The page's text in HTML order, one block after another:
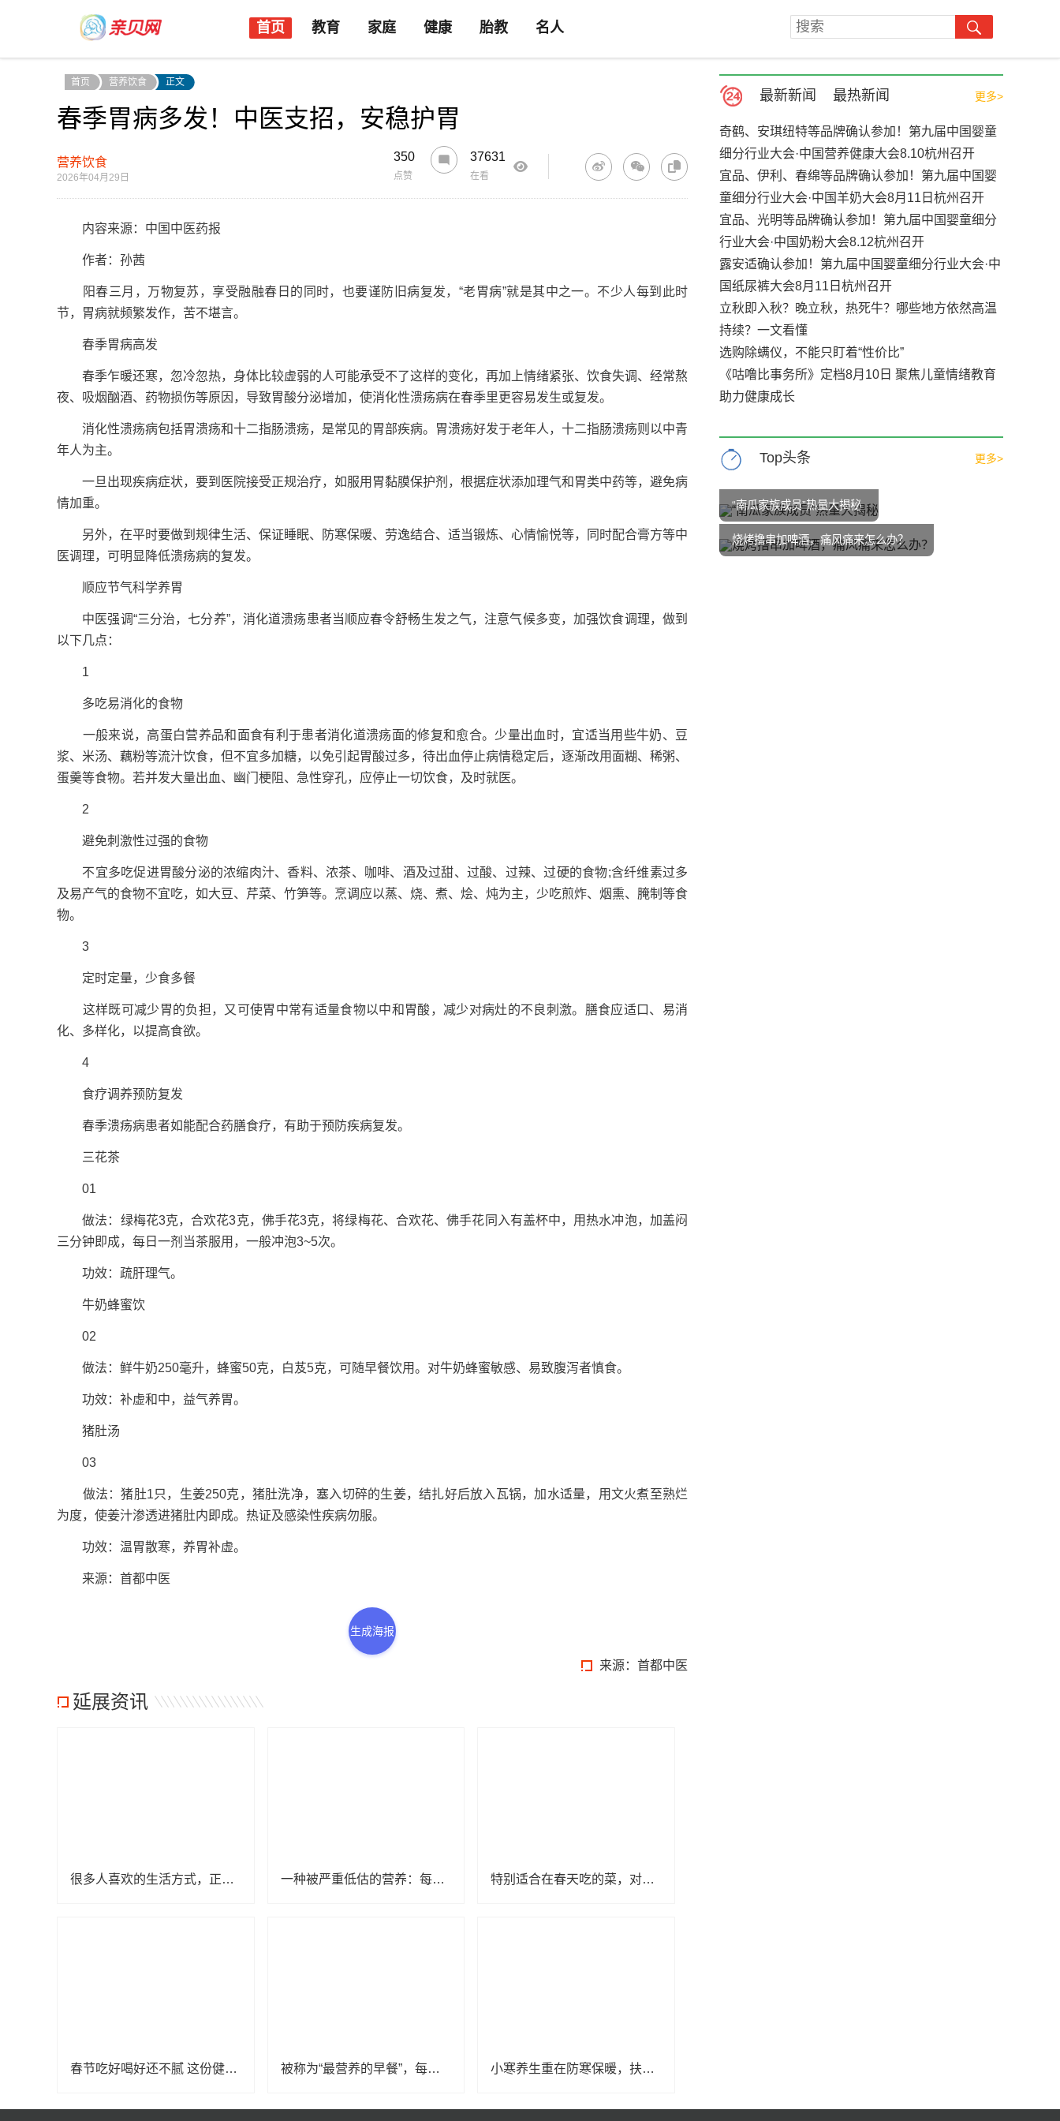
首页 教育 家庭 健康 胎教 名人
首页 营养饮食 正文
春季胃病多发！中医支招，安稳护胃
营养饮食
2026年04月29日
350
点赞
37631
在看
内容来源：中国中医药报
作者：孙茜
阳春三月，万物复苏，享受融融春日的同时，也要谨防旧病复发，“老胃病”就是其中之一。不少人每到此时
节，胃病就频繁发作，苦不堪言。
春季胃病高发
春季乍暖还寒，忽冷忽热，身体比较虚弱的人可能承受不了这样的变化，再加上情绪紧张、饮食失调、经常熬
夜、吸烟酗酒、药物损伤等原因，导致胃酸分泌增加，使消化性溃疡病在春季里更容易发生或复发。
消化性溃疡病包括胃溃疡和十二指肠溃疡，是常见的胃部疾病。胃溃疡好发于老年人，十二指肠溃疡则以中青
年人为主。
一旦出现疾病症状，要到医院接受正规治疗，如服用胃黏膜保护剂，根据症状添加理气和胃类中药等，避免病
情加重。
另外，在平时要做到规律生活、保证睡眠、防寒保暖、劳逸结合、适当锻炼、心情愉悦等，同时配合膏方等中
医调理，可明显降低溃疡病的复发。
顺应节气科学养胃
中医强调“三分治，七分养”，消化道溃疡患者当顺应春令舒畅生发之气，注意气候多变，加强饮食调理，做到
以下几点：
1
多吃易消化的食物
一般来说，高蛋白营养品和面食有利于患者消化道溃疡面的修复和愈合。少量出血时，宜适当用些牛奶、豆
浆、米汤、藕粉等流汁饮食，但不宜多加糖，以免引起胃酸过多，待出血停止病情稳定后，逐渐改用面糊、稀粥、
蛋羹等食物。若并发大量出血、幽门梗阻、急性穿孔，应停止一切饮食，及时就医。
2
避免刺激性过强的食物
不宜多吃促进胃酸分泌的浓缩肉汁、香料、浓茶、咖啡、酒及过甜、过酸、过辣、过硬的食物;含纤维素过多
及易产气的食物不宜吃，如大豆、芹菜、竹笋等。烹调应以蒸、烧、煮、烩、炖为主，少吃煎炸、烟熏、腌制等食
物。
3
定时定量，少食多餐
这样既可减少胃的负担，又可使胃中常有适量食物以中和胃酸，减少对病灶的不良刺激。膳食应适口、易消
化、多样化，以提高食欲。
4
食疗调养预防复发
春季溃疡病患者如能配合药膳食疗，有助于预防疾病复发。
三花茶
01
做法：绿梅花3克，合欢花3克，佛手花3克，将绿梅花、合欢花、佛手花同入有盖杯中，用热水冲泡，加盖闷
三分钟即成，每日一剂当茶服用，一般冲泡3~5次。
功效：疏肝理气。
牛奶蜂蜜饮
02
做法：鲜牛奶250毫升，蜂蜜50克，白芨5克，可随早餐饮用。对牛奶蜂蜜敏感、易致腹泻者慎食。
功效：补虚和中，益气养胃。
猪肚汤
03
做法：猪肚1只，生姜250克，猪肚洗净，塞入切碎的生姜，结扎好后放入瓦锅，加水适量，用文火煮至熟烂
为度，使姜汁渗透进猪肚内即成。热证及感染性疾病勿服。
功效：温胃散寒，养胃补虚。
来源：首都中医
生成海报
来源：首都中医
延展资讯
很多人喜欢的生活方式，正在加速致癌 一种被严重低估的营养：每天吃点它，或能抵消熬夜伤害！很多人没吃够 特别适合在春天吃的菜，对肝脏很友好
春节吃好喝好还不腻 这份健康饮食攻略请收好 被称为“最营养的早餐”，每天吃1个更健康！ 小寒养生重在防寒保暖，扶阳补肾，可适当多吃这两种肉
最新新闻 最热新闻 更多>
奇鹤、安琪纽特等品牌确认参加！第九届中国婴童
细分行业大会·中国营养健康大会8.10杭州召开
宜品、伊利、春绵等品牌确认参加！第九届中国婴
童细分行业大会·中国羊奶大会8月11日杭州召开
宜品、光明等品牌确认参加！第九届中国婴童细分
行业大会·中国奶粉大会8.12杭州召开
露安适确认参加！第九届中国婴童细分行业大会·中
国纸尿裤大会8月11日杭州召开
立秋即入秋？晚立秋，热死牛？哪些地方依然高温
持续？一文看懂
选购除螨仪，不能只盯着“性价比”
《咕噜比事务所》定档8月10日 聚焦儿童情绪教育
助力健康成长
Top头条 更多>
“南瓜家族成员”热量大揭秘
烧烤撸串加啤酒，痛风痛来怎么办？